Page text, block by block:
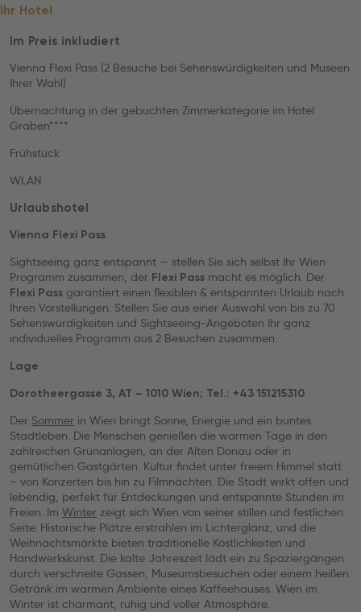
Ihr Hotel
Im Preis inkludiert
Vienna Flexi Pass (2 Besuche bei Sehenswürdigkeiten und Museen
Ihrer Wahl)
Übernachtung in der gebuchten Zimmerkategorie im Hotel
Graben****
Frühstück
WLAN
Urlaubshotel
Vienna Flexi Pass
Sightseeing ganz entspannt — stellen Sie sich selbst Ihr Wien
Programm zusammen, der Flexi Pass macht es möglich. Der
Flexi Pass garantiert einen flexiblen & entspannten Urlaub nach
Ihren Vorstellungen. Stellen Sie aus einer Auswahl von bis zu 70
Sehenswürdigkeiten und Sightseeing-Angeboten Ihr ganz
individuelles Programm aus 2 Besuchen zusammen.
Lage
Dorotheergasse 3, AT – 1010 Wien; Tel.: +43 151215310
Der Sommer in Wien bringt Sonne, Energie und ein buntes
Stadtleben. Die Menschen genießen die warmen Tage in den
zahlreichen Grünanlagen, an der Alten Donau oder in
gemütlichen Gastgärten. Kultur findet unter freiem Himmel statt
– von Konzerten bis hin zu Filmnächten. Die Stadt wirkt offen und
lebendig, perfekt für Entdeckungen und entspannte Stunden im
Freien. Im Winter zeigt sich Wien von seiner stillen und festlichen
Seite. Historische Plätze erstrahlen im Lichterglanz, und die
Weihnachtsmärkte bieten traditionelle Köstlichkeiten und
Handwerkskunst. Die kalte Jahreszeit lädt ein zu Spaziergängen
durch verschneite Gassen, Museumsbesuchen oder einem heißen
Getränk im warmen Ambiente eines Kaffeehauses. Wien im
Winter ist charmant, ruhig und voller Atmosphäre.